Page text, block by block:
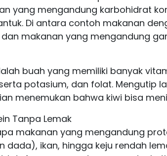
yang mengandung karbohidrat
Di antara contoh makanan
makanan yang mengandung
buah yang memiliki banyak
potasium, dan folat. Mengutip
menemukan bahwa kiwi bisa
Tanpa Lemak
makanan yang mengandung
dada), ikan, hingga keju rendah